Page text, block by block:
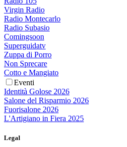
Virgin Radio
Radio Montecarlo
Radio Subasio
Comingsoon
Superguidatv
Zuppa di Porro
Non Sprecare
Cotto e Mangiato
Eventi
Identità Golose 2026
Salone del Risparmio 2026
Fuorisalone 2026
L'Artigiano in Fiera 2025
Legal